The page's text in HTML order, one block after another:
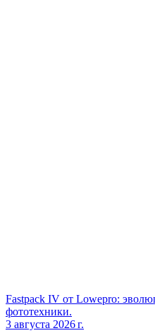
Fastpack IV от Lowepro:
фототехники.
3 августа 2026 г.